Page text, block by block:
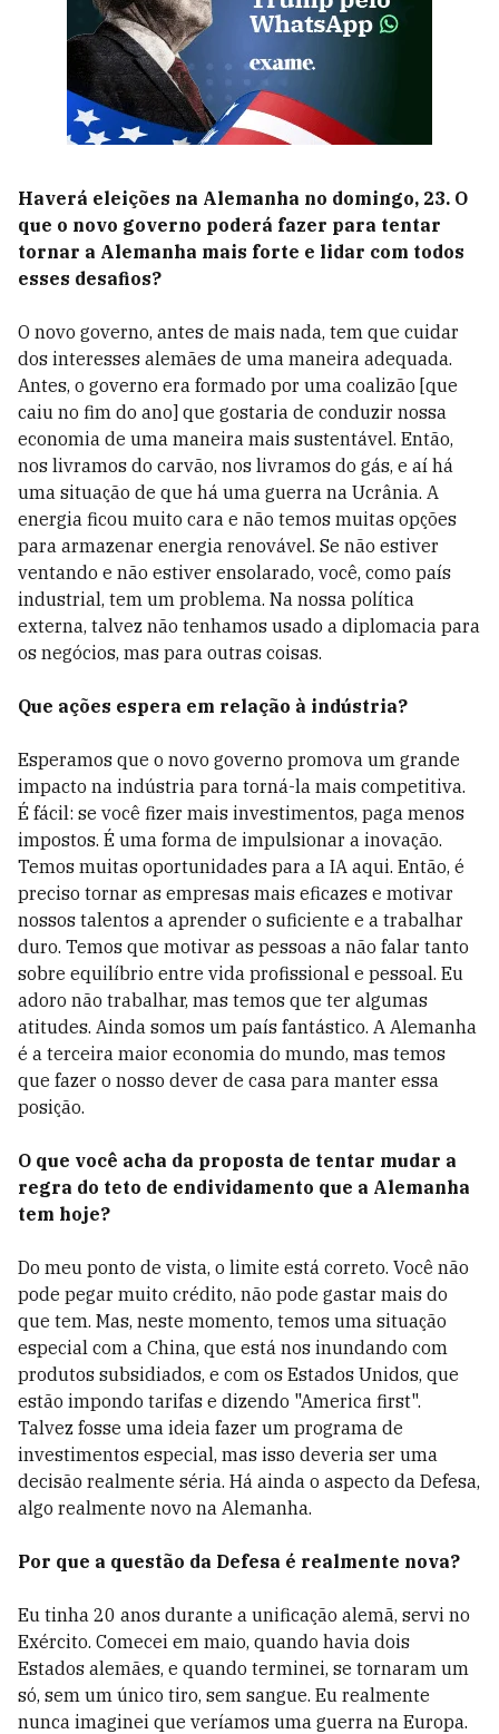
Haverá eleições na Alemanha no domingo, 23. O
que o novo governo poderá fazer para tentar
tornar a Alemanha mais forte e lidar com todos
esses desafios?
O novo governo, antes de mais nada, tem que cuidar
dos interesses alemães de uma maneira adequada.
Antes, o governo era formado por uma coalizão [que
caiu no fim do ano] que gostaria de conduzir nossa
economia de uma maneira mais sustentável. Então,
nos livramos do carvão, nos livramos do gás, e aí há
uma situação de que há uma guerra na Ucrânia. A
energia ficou muito cara e não temos muitas opções
para armazenar energia renovável. Se não estiver
ventando e não estiver ensolarado, você, como país
industrial, tem um problema. Na nossa política
externa, talvez não tenhamos usado a diplomacia para
os negócios, mas para outras coisas.
Que ações espera em relação à indústria?
Esperamos que o novo governo promova um grande
impacto na indústria para torná-la mais competitiva.
É fácil: se você fizer mais investimentos, paga menos
impostos. É uma forma de impulsionar a inovação.
Temos muitas oportunidades para a IA aqui. Então, é
preciso tornar as empresas mais eficazes e motivar
nossos talentos a aprender o suficiente e a trabalhar
duro. Temos que motivar as pessoas a não falar tanto
sobre equilíbrio entre vida profissional e pessoal. Eu
adoro não trabalhar, mas temos que ter algumas
atitudes. Ainda somos um país fantástico. A Alemanha
é a terceira maior economia do mundo, mas temos
que fazer o nosso dever de casa para manter essa
posição.
O que você acha da proposta de tentar mudar a
regra do teto de endividamento que a Alemanha
tem hoje?
Do meu ponto de vista, o limite está correto. Você não
pode pegar muito crédito, não pode gastar mais do
que tem. Mas, neste momento, temos uma situação
especial com a China, que está nos inundando com
produtos subsidiados, e com os Estados Unidos, que
estão impondo tarifas e dizendo "America first".
Talvez fosse uma ideia fazer um programa de
investimentos especial, mas isso deveria ser uma
decisão realmente séria. Há ainda o aspecto da Defesa,
algo realmente novo na Alemanha.
Por que a questão da Defesa é realmente nova?
Eu tinha 20 anos durante a unificação alemã, servi no
Exército. Comecei em maio, quando havia dois
Estados alemães, e quando terminei, se tornaram um
só, sem um único tiro, sem sangue. Eu realmente
nunca imaginei que veríamos uma guerra na Europa.